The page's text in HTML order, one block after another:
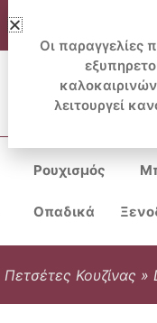
Search
...
Ρουχισμός
Οπαδικά
Πετσέτες Κουζίνας »
Οι παραγγελίες
λειτουργεί